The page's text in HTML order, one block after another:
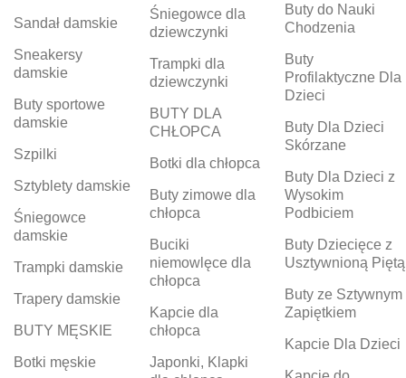
Sandał damskie
Sneakersy
damskie
Buty sportowe
damskie
Szpilki
Sztyblety damskie
Śniegowce
damskie
Trampki damskie
Trapery damskie
BUTY MĘSKIE
Botki męskie
Śniegowce dla
dziewczynki
Trampki dla
dziewczynki
BUTY DLA
CHŁOPCA
Botki dla chłopca
Buty zimowe dla
chłopca
Buciki
niemowlęce dla
chłopca
Kapcie dla
chłopca
Japonki, Klapki
Buty do Nauki
Chodzenia
Buty
Profilaktyczne Dla
Dzieci
Buty Dla Dzieci
Skórzane
Buty Dla Dzieci z
Wysokim
Podbiciem
Buty Dziecięce z
Usztywnioną Piętą
Buty ze Sztywnym
Zapiętkiem
Kapcie Dla Dzieci